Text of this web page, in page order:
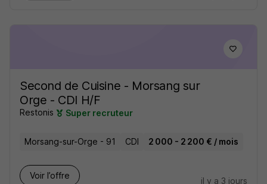
Second de Cuisine - Morsang sur
Orge - CDI H/F
Restonis Super recruteur
Morsang-sur-Orge - 91 CDI 2 000 - 2 200 € / mois
Voir l’offre
il y a 3 jours